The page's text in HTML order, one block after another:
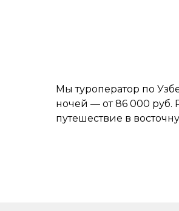
Мы туроператор по
ночей — от 86 000 руб.
путешествие в